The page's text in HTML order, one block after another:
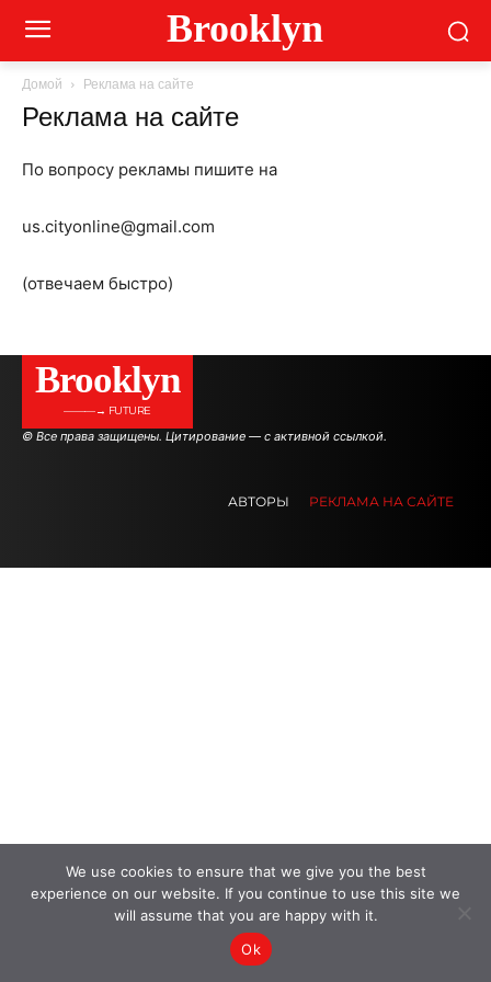
Brooklyn
Домой Реклама на сайте
Реклама на сайте
По вопросу рекламы пишите на
us.cityonline@gmail.com
(отвечаем быстро)
Brooklyn
———→ FUTURE
© Все права защищены. Цитирование — с активной ссылкой.
АВТОРЫ РЕКЛАМА НА САЙТЕ
We use cookies to ensure that we give you the best
experience on our website. If you continue to use this site we
will assume that you are happy with it.
Ok